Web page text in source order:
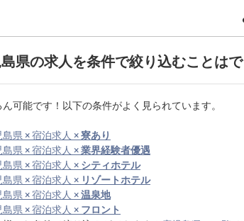
県の求人を条件で絞り込むことは
ん可能です！以下の条件がよく見られています。
島県 × 宿泊求人 ×寮あり
島県 × 宿泊求人 ×業界経験者優遇
島県 × 宿泊求人 × シティホテル
島県 × 宿泊求人 × リゾートホテル
島県 × 宿泊求人 ×温泉地
島県 × 宿泊求人 × フロント